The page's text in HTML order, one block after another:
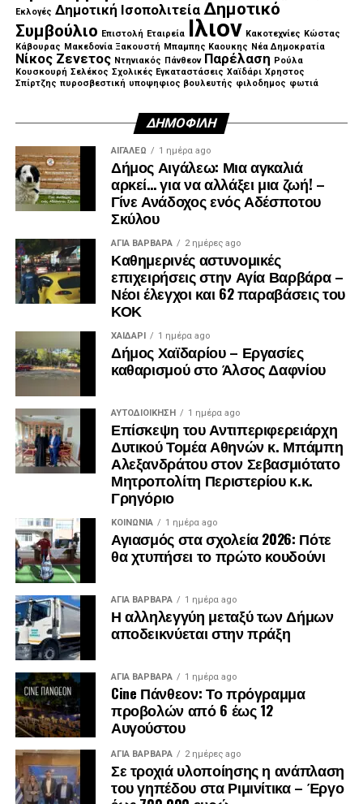
.
.
Εκλογές Δημοτική Ισοπολιτεία Δημοτικό
Συμβούλιο Επιστολή Εταιρεία Ιλιον Κακοτεχνίες Κώστας
Κάβουρας Μακεδονία Ξακουστή Μπαμπης Καουκης Νέα Δημοκρατία
Νίκος Ζενετος Ντηνιακός Πάνθεον Παρέλαση Ρούλα
Κουσκουρή Σελέκος Σχολικές Εγκαταστάσεις Χαϊδάρι Χρηστος
Σπίρτζης πυροσβεστική υποψηφιος βουλευτής φιλοδημος φωτιά
ΔΗΜΟΦΙΛΉ
ΑΙΓΑΛΕΩ 1 ημέρα ago
Δήμος Αιγάλεω: Μια αγκαλιά
αρκεί… για να αλλάξει μια ζωή! –
Γίνε Ανάδοχος ενός Αδέσποτου
Σκύλου
ΑΓΙΑ ΒΑΡΒΑΡΑ 2 ημέρες ago
Καθημερινές αστυνομικές
επιχειρήσεις στην Αγία Βαρβάρα –
Νέοι έλεγχοι και 62 παραβάσεις του
ΚΟΚ
ΧΑΪΔΑΡΙ 1 ημέρα ago
Δήμος Χαϊδαρίου – Εργασίες
καθαρισμού στο Άλσος Δαφνίου
ΑΥΤΟΔΙΟΊΚΗΣΗ 1 ημέρα ago
Επίσκεψη του Αντιπεριφερειάρχη
Δυτικού Τομέα Αθηνών κ. Μπάμπη
Αλεξανδράτου στον Σεβασμιότατο
Μητροπολίτη Περιστερίου κ.κ.
Γρηγόριο
ΚΟΙΝΩΝΊΑ 1 ημέρα ago
Αγιασμός στα σχολεία 2026: Πότε
θα χτυπήσει το πρώτο κουδούνι
ΑΓΙΑ ΒΑΡΒΑΡΑ 1 ημέρα ago
Η αλληλεγγύη μεταξύ των Δήμων
αποδεικνύεται στην πράξη
ΑΓΙΑ ΒΑΡΒΑΡΑ 1 ημέρα ago
Cine Πάνθεον: Το πρόγραμμα
προβολών από 6 έως 12
Αυγούστου
ΑΓΙΑ ΒΑΡΒΑΡΑ 2 ημέρες ago
Σε τροχιά υλοποίησης η ανάπλαση
του γηπέδου στα Ριμινίτικα – Έργο